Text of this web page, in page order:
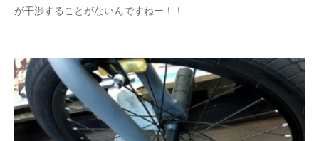
が干渉することがないんですねー！！